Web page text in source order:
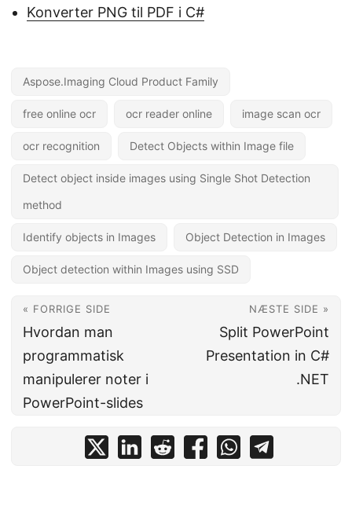
Konverter PNG til PDF i C#
Aspose.Imaging Cloud Product Family
free online ocr ocr reader online image scan ocr
ocr recognition Detect Objects within Image file
Detect object inside images using Single Shot Detection
method
Identify objects in Images Object Detection in Images
Object detection within Images using SSD
« FORRIGE SIDE
Hvordan man
programmatisk
manipulerer noter i
PowerPoint-slides
NÆSTE SIDE »
Split PowerPoint
Presentation in C#
.NET